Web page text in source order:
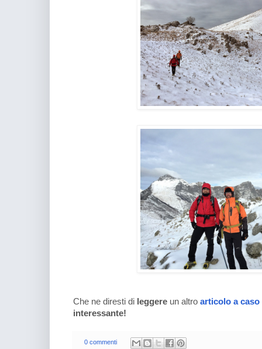
Che ne diresti di leggere un altro articolo a caso
interessante!
0 commenti